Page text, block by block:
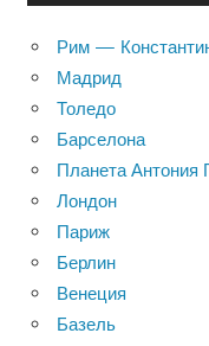
Рим —
Мадрид
Толедо
Барселона
Планета Антония
Лондон
Париж
Берлин
Венеция
Базель